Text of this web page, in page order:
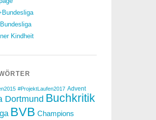
Kindheit
#ProjektLaufen2017 Advent
Dortmund Buchkritik
BVB Champions